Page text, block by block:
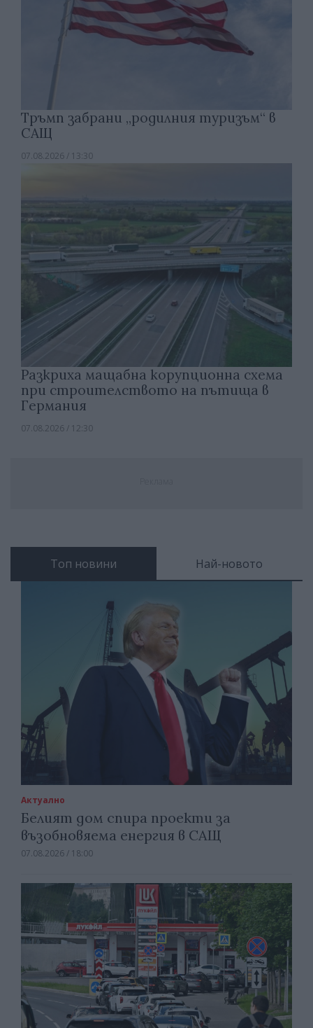
Тръмп забрани „родилния туризъм“ в
САЩ
07.08.2026 / 13:30
Разкриха мащабна корупционна схема
при строителството на пътища в
Германия
07.08.2026 / 12:30
Топ новини Най-новото
Актуално
Белият дом спира проекти за
възобновяема енергия в САЩ
07.08.2026 / 18:00